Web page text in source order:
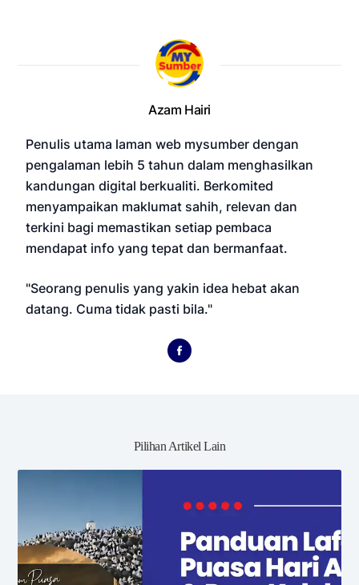
Azam Hairi
Penulis utama laman web mysumber dengan
pengalaman lebih 5 tahun dalam menghasilkan
kandungan digital berkualiti. Berkomited
menyampaikan maklumat sahih, relevan dan
terkini bagi memastikan setiap pembaca
mendapat info yang tepat dan bermanfaat.
"Seorang penulis yang yakin idea hebat akan
datang. Cuma tidak pasti bila."
Pilihan Artikel Lain